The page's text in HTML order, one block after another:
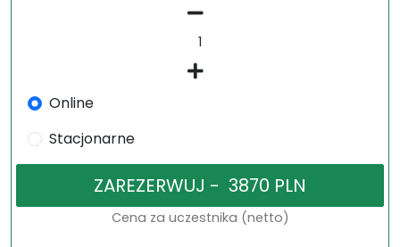
Online
Stacjonarne
Cena za uczestnika (netto)